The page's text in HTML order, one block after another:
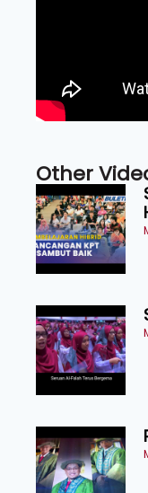
Other